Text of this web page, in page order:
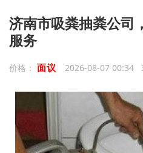
济南市吸粪抽粪公司
服务
价格： 面议 2026-08-07 00:34